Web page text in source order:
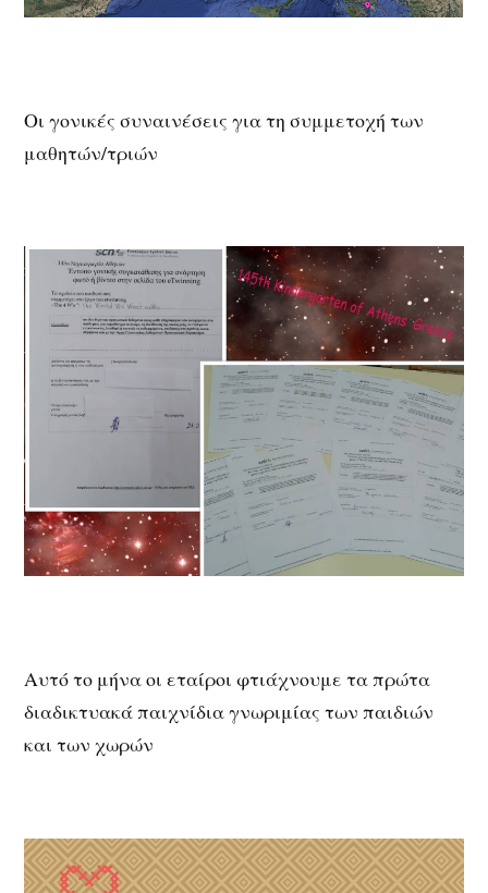
Οι γονικές συναινέσεις για τη συμμετοχή των
μαθητών/τριών
Αυτό το μήνα οι εταίροι φτιάχνουμε τα πρώτα
διαδικτυακά παιχνίδια γνωριμίας των παιδιών
και των χωρών